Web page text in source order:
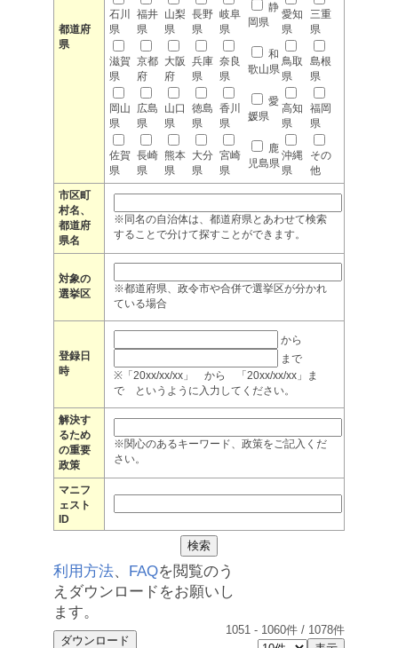
都道府
県
石川
県
福井
県
山梨
県
長野
県
岐阜
県
静
岡県
愛知
県
三重
県
滋賀
県
京都
府
大阪
府
兵庫
県
奈良
県
和
歌山県
鳥取
県
島根
県
岡山
県
広島
県
山口
県
徳島
県
香川
県
愛
媛県
高知
県
福岡
県
佐賀
県
長崎
県
熊本
県
大分
県
宮崎
県
鹿
児島県
沖縄
県
その
他
市区町
村名、
都道府
県名
※同名の自治体は、都道府県とあわせて検索
することで分けて探すことができます。
対象の
選挙区
※都道府県、政令市や合併で選挙区が分かれ
ている場合
登録日
時
から
まで
※「20xx/xx/xx」 から 「20xx/xx/xx」ま
で というように入力してください。
解決す
るため
の重要
政策
※関心のあるキーワード、政策をご記入くだ
さい。
マニフ
ェスト
ID
利用方法、 FAQを閲覧のう
えダウンロードをお願いし
ます。
1051 - 1060件 / 1078件